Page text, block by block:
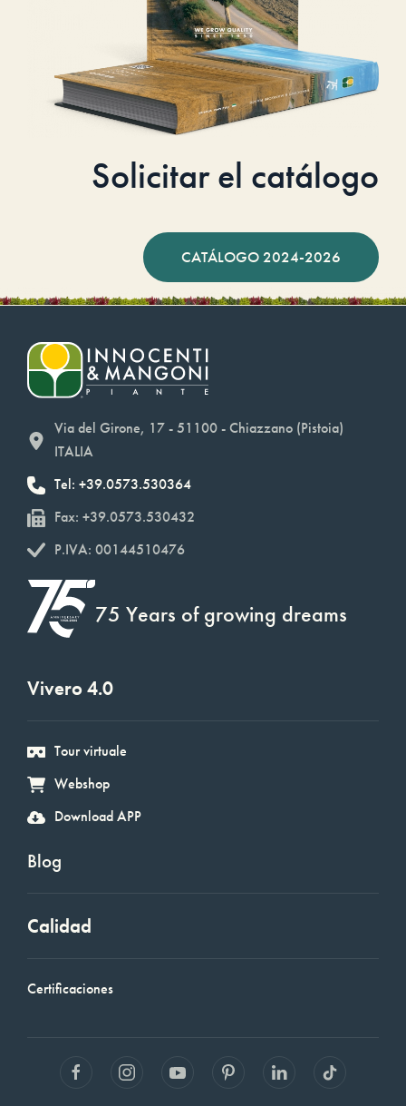
Solicitar el catálogo
CATÁLOGO 2024-2026
Via del Girone, 17 - 51100 - Chiazzano (Pistoia)
ITALIA
Tel: +39.0573.530364
Fax: +39.0573.530432
P.IVA: 00144510476
75 Years of growing dreams
Vivero 4.0
Tour virtuale
Webshop
Download APP
Blog
Calidad
Certificaciones